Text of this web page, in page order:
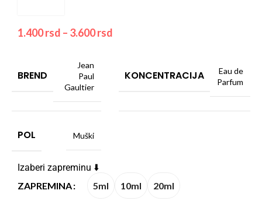
1.400rsd – 3.600rsd
BREND
Jean
Paul
Gaultier
KONCENTRACIJA
Eau de
Parfum
POL Muški
Izaberi zapreminu ⬇️
ZAPREMINA
5ml 10ml 20ml